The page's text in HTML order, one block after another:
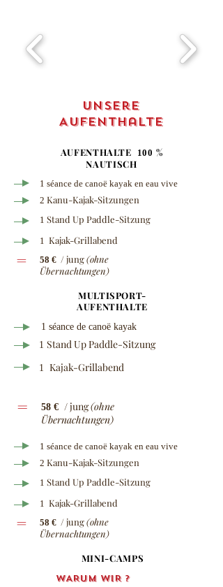
unsere
Aufenthalte
AUFENTHALTE 100 %
NAUTISCH
1 séance de canoë kayak en eau vive
2 Kanu-Kajak-Sitzungen
1 Stand Up Paddle-Sitzung
=
1 Kajak-Grillabend
58 € / jung(ohne
Übernachtungen)
MULTISPORT-
AUFENTHALTE
1 séance de canoë kayak
1 Stand Up Paddle-Sitzung
1 Kajak-Grillabend
= 58 € / jung(ohne
Übernachtungen)
1 séance de canoë kayak en eau vive
2 Kanu-Kajak-Sitzungen
1 Stand Up Paddle-Sitzung
=
1 Kajak-Grillabend
58 € / jung(ohne
Übernachtungen)
MINI-CAMPS
WARUM WIR ?